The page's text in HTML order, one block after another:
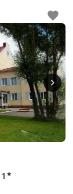
1 ★